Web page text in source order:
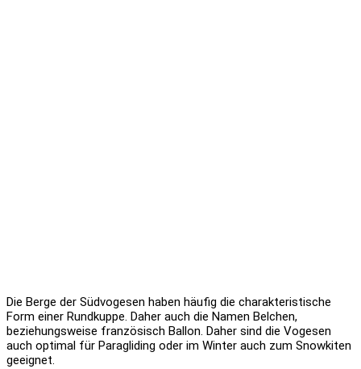
Die Berge der Südvogesen haben häufig die charakteristische
Form einer Rundkuppe. Daher auch die Namen Belchen,
beziehungsweise französisch Ballon. Daher sind die Vogesen
auch optimal für Paragliding oder im Winter auch zum Snowkiten
geeignet.